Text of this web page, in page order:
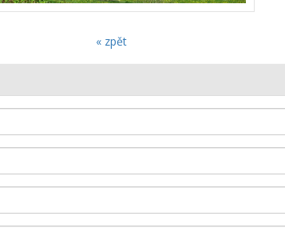
« zpět